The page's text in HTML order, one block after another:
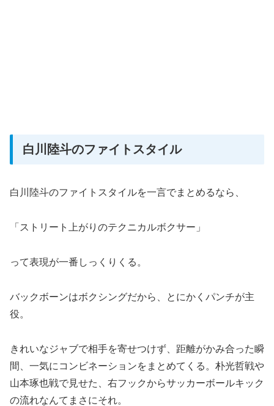
白川陸斗のファイトスタイル
白川陸斗のファイトスタイルを一言でまとめるなら、
「ストリート上がりのテクニカルボクサー」
って表現が一番しっくりくる。
バックボーンはボクシングだから、とにかくパンチが主
役。
きれいなジャブで相手を寄せつけず、距離がかみ合った瞬
間、一気にコンビネーションをまとめてくる。朴光哲戦や
山本琢也戦で見せた、右フックからサッカーボールキック
の流れなんてまさにそれ。